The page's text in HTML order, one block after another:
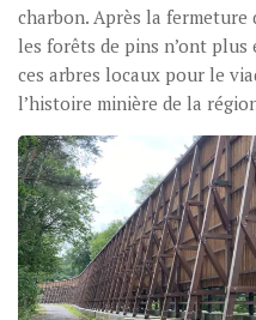
charbon. Après la fermeture
les forêts de pins n’ont
ces arbres locaux pour le
l’histoire minière de la